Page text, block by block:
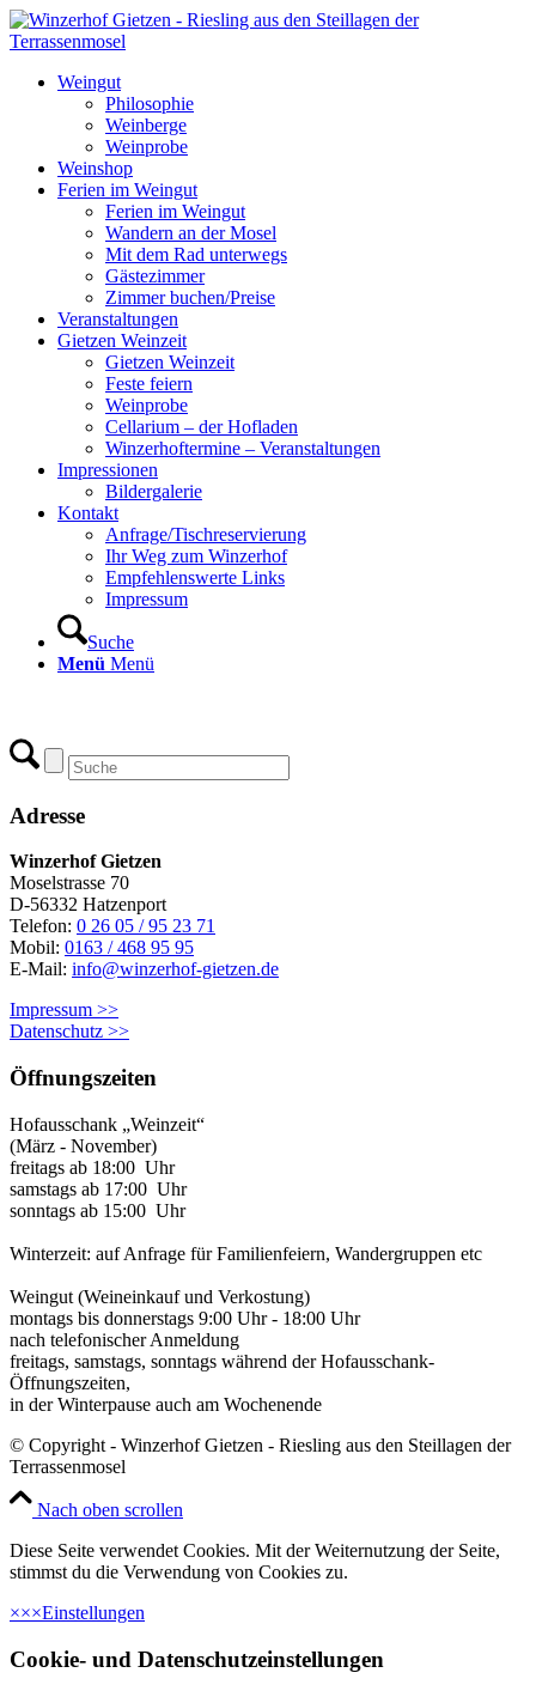
Weingut
Philosophie
Weinberge
Weinprobe
Weinshop
Ferien im Weingut
Ferien im Weingut
Wandern an der Mosel
Mit dem Rad unterwegs
Gästezimmer
Zimmer buchen/Preise
Veranstaltungen
Gietzen Weinzeit
Gietzen Weinzeit
Feste feiern
Weinprobe
Cellarium – der Hofladen
Winzerhoftermine – Veranstaltungen
Impressionen
Bildergalerie
Kontakt
Anfrage/Tischreservierung
Ihr Weg zum Winzerhof
Empfehlenswerte Links
Impressum
Suche
Menü Menü
Adresse
Winzerhof Gietzen
Moselstrasse 70
D-56332 Hatzenport
Telefon: 0 26 05 / 95 23 71
Mobil: 0163 / 468 95 95
E-Mail: info@winzerhof-gietzen.de
Impressum >>
Datenschutz >>
Öffnungszeiten
Hofausschank „Weinzeit“
(März - November)
freitags ab 18:00 Uhr
samstags ab 17:00 Uhr
sonntags ab 15:00 Uhr
Winterzeit: auf Anfrage für Familienfeiern, Wandergruppen etc
Weingut (Weineinkauf und Verkostung)
montags bis donnerstags 9:00 Uhr - 18:00 Uhr
nach telefonischer Anmeldung
freitags, samstags, sonntags während der Hofausschank-
Öffnungszeiten,
in der Winterpause auch am Wochenende
© Copyright - Winzerhof Gietzen - Riesling aus den Steillagen der
Terrassenmosel
Nach oben scrollen
Diese Seite verwendet Cookies. Mit der Weiternutzung der Seite,
stimmst du die Verwendung von Cookies zu.
×××Einstellungen
Cookie- und Datenschutzeinstellungen